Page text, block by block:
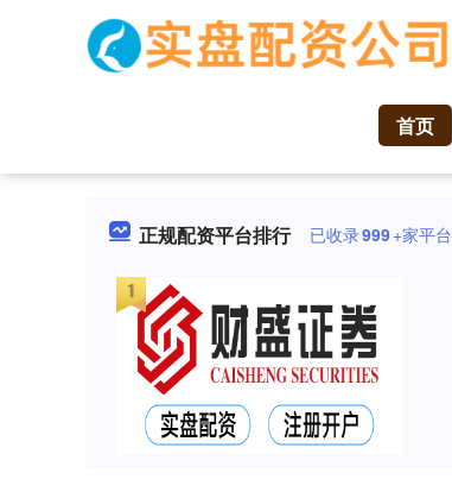
首页
正规配资平台排行 已收录999+家平台